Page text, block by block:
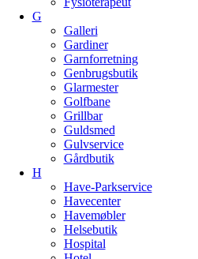
G
Galleri
Gardiner
Garnforretning
Genbrugsbutik
Glarmester
Golfbane
Grillbar
Guldsmed
Gulvservice
Gårdbutik
H
Have-Parkservice
Havecenter
Havemøbler
Helsebutik
Hospital